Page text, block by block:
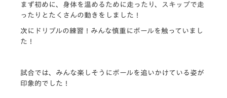
まず初めに、身体を温めるために走ったり、スキップで走
ったりとたくさんの動きをしました！
次にドリブルの練習！みんな慎重にボールを触っていまし
た！
試合では、みんな楽しそうにボールを追いかけている姿が
印象的でした！